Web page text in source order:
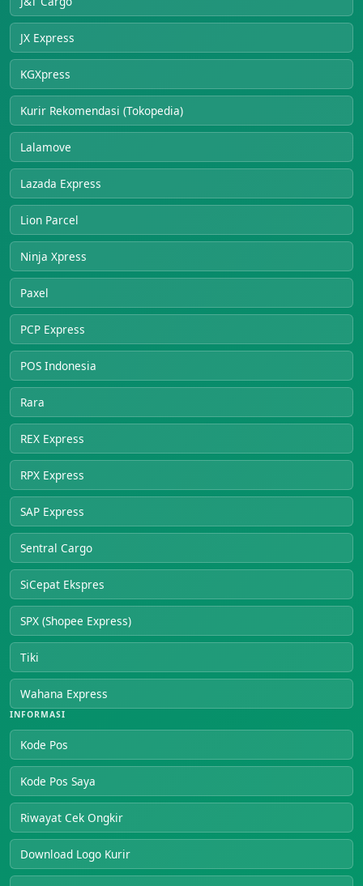
JX Express
KGXpress
Kurir Rekomendasi (Tokopedia)
Lalamove
Lazada Express
Lion Parcel
Ninja Xpress
Paxel
PCP Express
POS Indonesia
Rara
REX Express
RPX Express
SAP Express
Sentral Cargo
SiCepat Ekspres
SPX (Shopee Express)
Tiki
Wahana Express
INFORMASI
Kode Pos
Kode Pos Saya
Riwayat Cek Ongkir
Download Logo Kurir